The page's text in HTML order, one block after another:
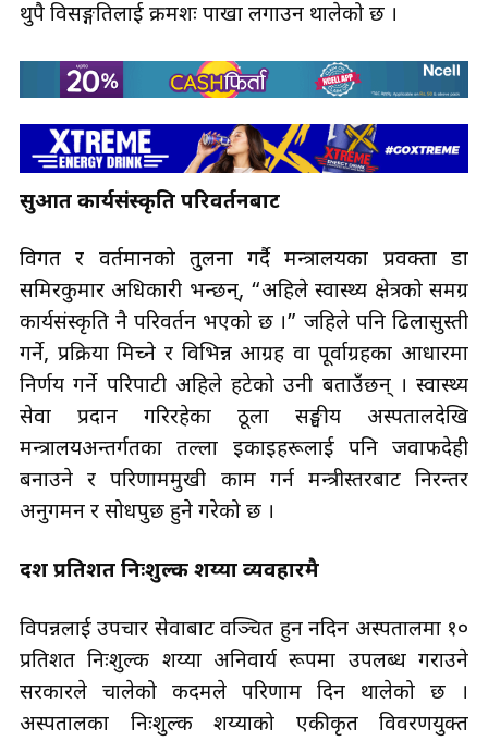
थुपै विसङ्गतिलाई क्रमशः पाखा लगाउन थालेको छ ।
सुरुआत कार्यसंस्कृति परिवर्तनबाट
विगत र वर्तमानको तुलना गर्दै मन्त्रालयका प्रवक्ता डा
समिरकुमार अधिकारी भन्छन्, “अहिले स्वास्थ्य क्षेत्रको समग्र
कार्यसंस्कृति नै परिवर्तन भएको छ ।” जहिले पनि ढिलासुस्ती
गर्ने, प्रक्रिया मिच्ने र विभिन्न आग्रह वा पूर्वाग्रहका आधारमा
निर्णय गर्ने परिपाटी अहिले हटेको उनी बताउँछन् । स्वास्थ्य
सेवा प्रदान गरिरहेका ठूला सङ्घीय अस्पतालदेखि
मन्त्रालयअन्तर्गतका तल्ला इकाइहरूलाई पनि जवाफदेही
बनाउने र परिणाममुखी काम गर्न मन्त्रीस्तरबाट निरन्तर
अनुगमन र सोधपुछ हुने गरेको छ ।
दश प्रतिशत निःशुल्क शय्या व्यवहारमै
विपन्नलाई उपचार सेवाबाट वञ्चित हुन नदिन अस्पतालमा १०
प्रतिशत निःशुल्क शय्या अनिवार्य रूपमा उपलब्ध गराउने
सरकारले चालेको कदमले परिणाम दिन थालेको छ ।
अस्पतालका निःशुल्क शय्याको एकीकृत विवरणयुक्त